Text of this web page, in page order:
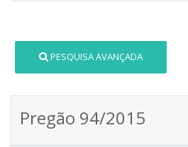
PESQUISA AVANÇADA
Pregão 94/2015